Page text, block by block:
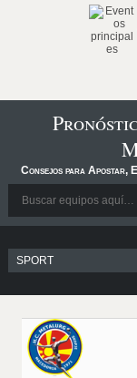
Consejos para Apostar,